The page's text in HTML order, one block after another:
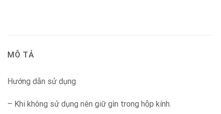
MÔ TẢ
Hướng dẫn sử dụng
– Khi không sử dụng nên giữ gìn trong hộp kính.